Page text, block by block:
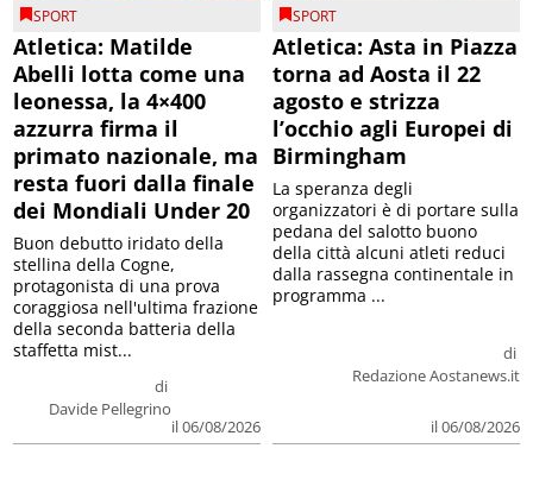
SPORT
Atletica: Matilde
Abelli lotta come una
leonessa, la 4×400
azzurra firma il
primato nazionale, ma
resta fuori dalla finale
dei Mondiali Under 20
di
Davide Pellegrino
il 06/08/2026
Buon debutto iridato della
stellina della Cogne,
protagonista di una prova
coraggiosa nell'ultima frazione
della seconda batteria della
staffetta mist...
SPORT
Atletica: Asta in Piazza
torna ad Aosta il 22
agosto e strizza
l’occhio agli Europei di
Birmingham
di
Redazione Aostanews.it
il 06/08/2026
La speranza degli
organizzatori è di portare sulla
pedana del salotto buono
della città alcuni atleti reduci
dalla rassegna continentale in
programma ...